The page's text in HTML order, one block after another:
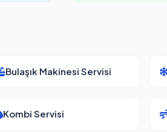
Bulaşık Makinesi Servisi
Kombi Servisi